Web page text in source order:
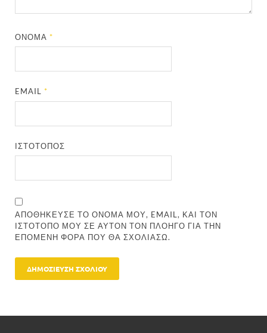
ΌΝΟΜΑ*
EMAIL*
ΙΣΤΌΤΟΠΟΣ
ΑΠΟΘΉΚΕΥΣΕ ΤΟ ΌΝΟΜΆ ΜΟΥ, EMAIL, ΚΑΙ ΤΟΝ
ΙΣΤΌΤΟΠΟ ΜΟΥ ΣΕ ΑΥΤΌΝ ΤΟΝ ΠΛΟΗΓΌ ΓΙΑ ΤΗΝ
ΕΠΌΜΕΝΗ ΦΟΡΆ ΠΟΥ ΘΑ ΣΧΟΛΙΆΣΩ.